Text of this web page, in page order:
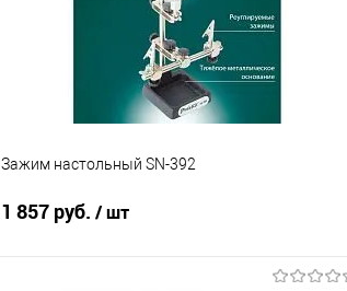
В наличии
Зажим настольный SN-392
1 857 руб. / шт